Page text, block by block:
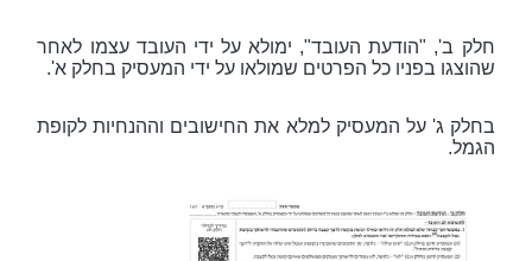
חלק ב', "הודעת העובד", ימולא על ידי העובד עצמו לאחר
שהוצגו בפניו כל הפרטים שמולאו על ידי המעסיק בחלק א'.
בחלק ג' על המעסיק למלא את החישובים וההנחיות לקופת
הגמל.